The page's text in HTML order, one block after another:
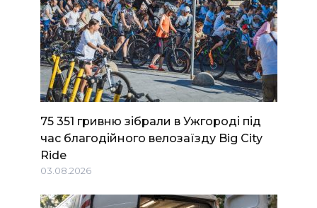
75 351 гривню зібрали в Ужгороді під
час благодійного велозаїзду Big Сity
Ride
03.08.2026